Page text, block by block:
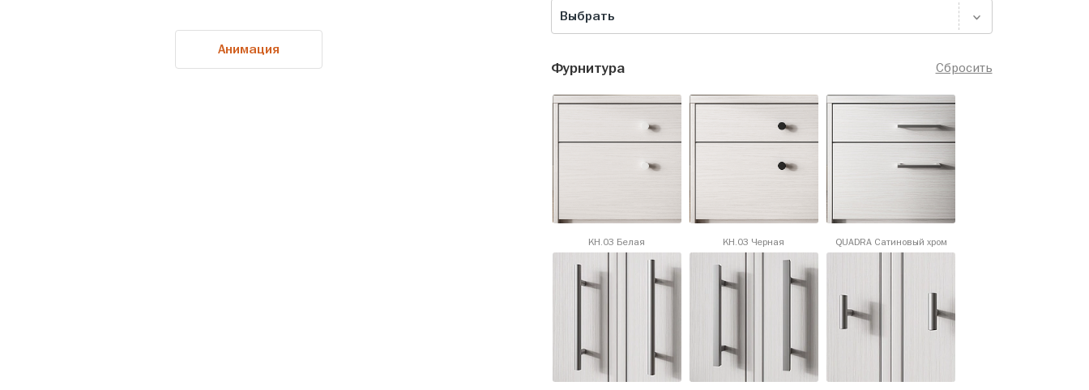
Анимация
Выбрать
Сбросить
Фурнитура
KH.03 Белая KH.03 Черная QUADRA Сатиновый хром